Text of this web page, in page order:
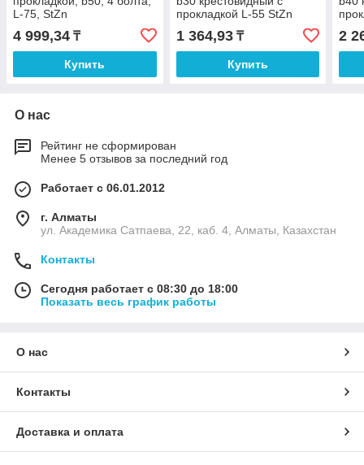
L-75, StZn
4 999,34 ₸
Купить
прокладкой L-55 StZn
1 364,93₸
Купить
2
О нас
Рейтинг не сформирован
Менее 5 отзывов за последний год
Работает с 06.01.2012
г. Алматы
ул. Академика Сатпаева, 22, каб. 4, Алматы, Казахстан
Контакты
Сегодня работает с 08:30 до 18:00
Показать весь график работы
О нас
Контакты
Доставка и оплата